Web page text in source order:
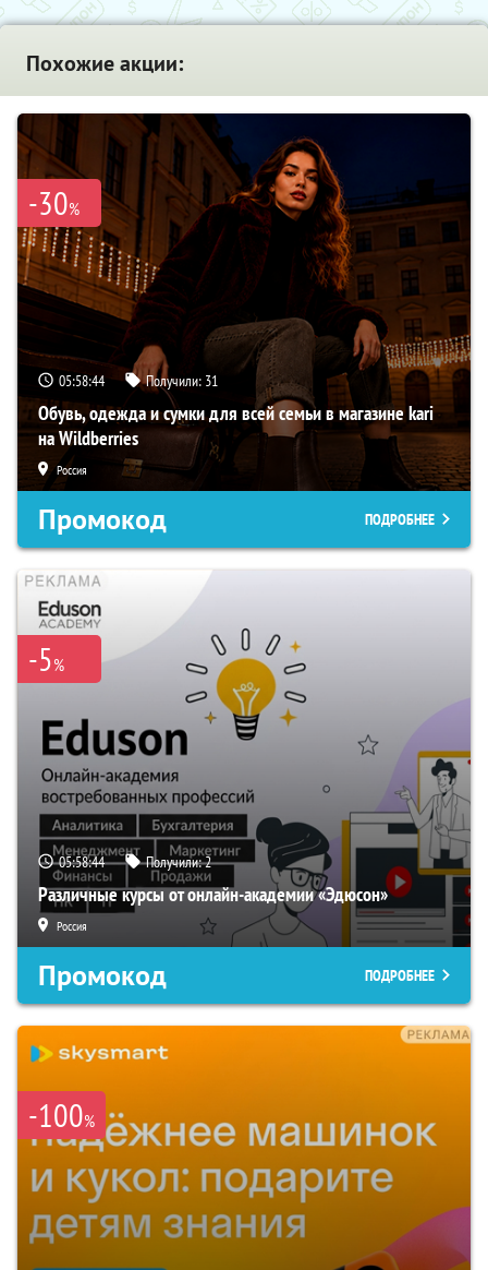
Похожие акции:
-30%
05:58:43 Получили: 31
Обувь, одежда и сумки для всей семьи в магазине kari
на Wildberries
Россия
Промокод ПОДРОБНЕЕ
-5%
05:58:43 Получили:2
Различные курсы от онлайн-академии «Эдюсон»
Россия
Промокод ПОДРОБНЕЕ
-100%